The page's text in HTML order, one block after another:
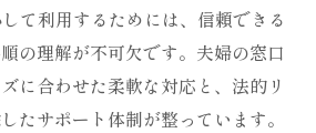
て利用するためには、信頼できる
の理解が不可欠です。夫婦の窓口
に合わせた柔軟な対応と、法的リ
たサポート体制が整っています。